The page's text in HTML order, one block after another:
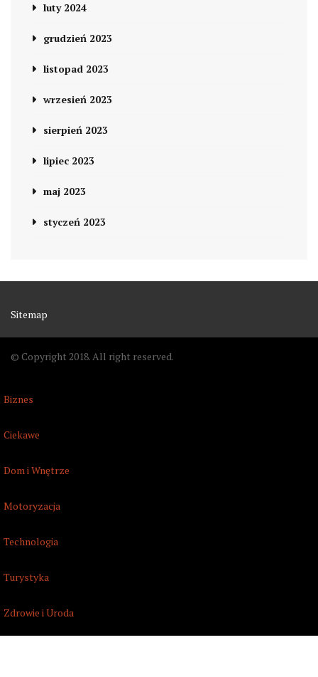
luty 2024
grudzień 2023
listopad 2023
wrzesień 2023
sierpień 2023
lipiec 2023
maj 2023
styczeń 2023
Sitemap
© Copyright 2018. All right reserved.
Biznes
Ciekawe
Dom i Wnętrze
Motoryzacja
Technologia
Turystyka
Zdrowie i Uroda